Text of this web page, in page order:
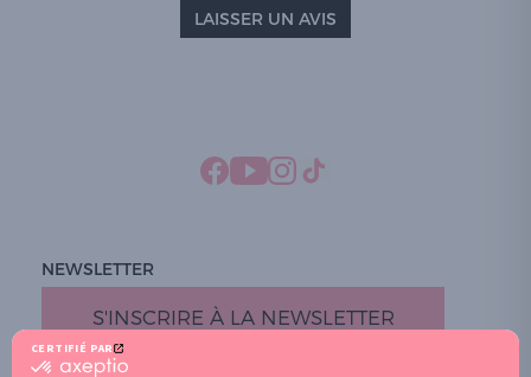
CERTIFIÉ PAR
certifié
LAISSER UN AVIS
NEWSLETTER
S'INSCRIRE À LA NEWSLETTER